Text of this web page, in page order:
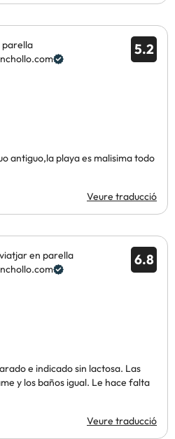
5.2
parella
antiguo,la playa es malisima todo
Veure traducció
6.8
en parella
e indicado sin lactosa. Las
y los baños igual. Le hace falta
Veure traducció